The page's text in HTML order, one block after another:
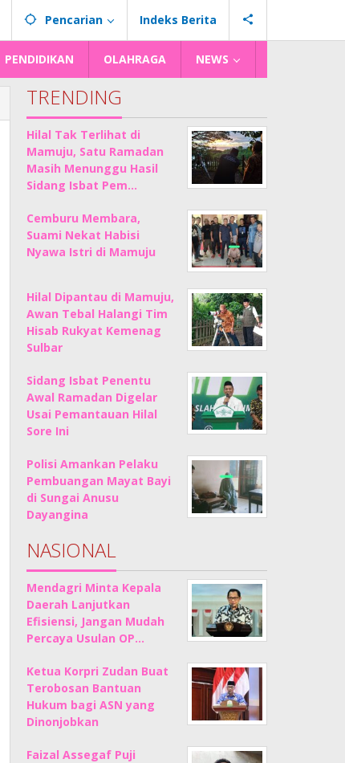
Pencarian Indeks Berita
PENDIDIKAN OLAHRAGA NEWS
TRENDING
Hilal Tak Terlihat di
Mamuju, Satu Ramadan
Masih Menunggu Hasil
Sidang Isbat Pem…
Cemburu Membara,
Suami Nekat Habisi
Nyawa Istri di Mamuju
Hilal Dipantau di Mamuju,
Awan Tebal Halangi Tim
Hisab Rukyat Kemenag
Sulbar
Sidang Isbat Penentu
Awal Ramadan Digelar
Usai Pemantauan Hilal
Sore Ini
Polisi Amankan Pelaku
Pembuangan Mayat Bayi
di Sungai Anusu
Dayangina
NASIONAL
Mendagri Minta Kepala
Daerah Lanjutkan
Efisiensi, Jangan Mudah
Percaya Usulan OP…
Ketua Korpri Zudan Buat
Terobosan Bantuan
Hukum bagi ASN yang
Dinonjobkan
Faizal Assegaf Puji